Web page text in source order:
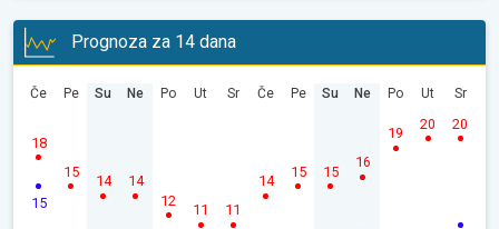
Prognoza za 14 dana
Če
15
18
Pe
15
Su
14
Ne
14
Po
12
Ut
11
Sr
11
Če
14
Pe
15
Su
15
Ne
16
Po
19
Ut
20
Sr
20